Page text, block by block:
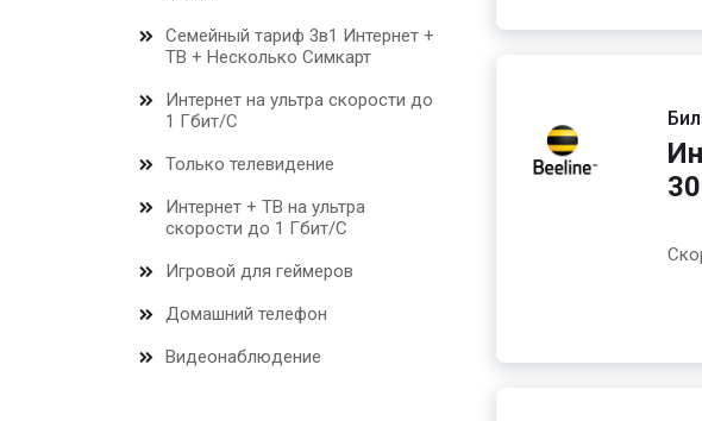
Семейный тариф 3в1 Интернет +
ТВ + Несколько Симкарт
Интернет на ультра скорости до
1 Гбит/С
Только телевидение
Интернет + ТВ на ультра
скорости до 1 Гбит/С
Игровой для геймеров
Домашний телефон
Видеонаблюдение